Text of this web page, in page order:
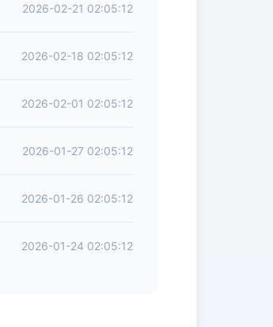
2026-02-21 02:05:12
2026-02-18 02:05:12
2026-02-01 02:05:12
2026-01-27 02:05:12
2026-01-26 02:05:12
2026-01-24 02:05:12